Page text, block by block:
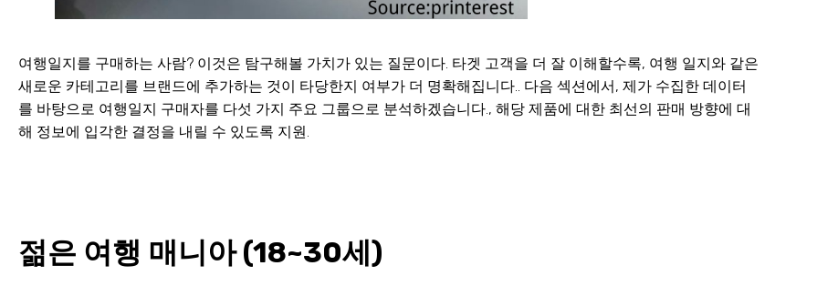
여행일지를 구매하는 사람? 이것은 탐구해볼 가치가 있는 질문이다. 타겟 고객을 더 잘 이해할수록, 여행 일지와 같은
새로운 카테고리를 브랜드에 추가하는 것이 타당한지 여부가 더 명확해집니다.. 다음 섹션에서, 제가 수집한 데이터
를 바탕으로 여행일지 구매자를 다섯 가지 주요 그룹으로 분석하겠습니다., 해당 제품에 대한 최선의 판매 방향에 대
해 정보에 입각한 결정을 내릴 수 있도록 지원.
젊은 여행 매니아 (18~30세)